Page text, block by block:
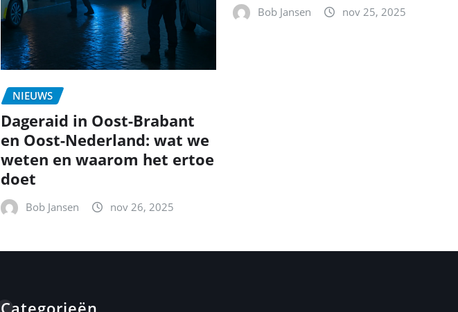
NIEUWS
Dageraid in Oost-Brabant
en Oost-Nederland: wat we
weten en waarom het ertoe
doet
Bob Jansen nov 26, 2025
Bob Jansen nov 25, 2025